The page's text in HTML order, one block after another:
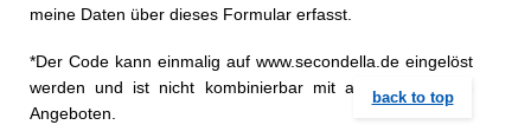
back to top
meine Daten über dieses Formular erfasst.
*Der Code kann einmalig auf www.secondella.de eingelöst
werden und ist nicht kombinierbar mit anderen Rabatt-
Angeboten.